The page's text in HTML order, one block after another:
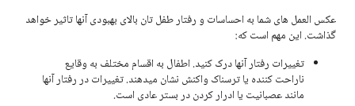
عکس العمل های شما به احساسات و رفتار طفل تان بالای بهبودی آنها تاثیر خواهد
گذاشت. این مهم است که:
تغییرات رفتار آنها درک کنید. اطفال به اقسام مختلف به وقایع
ناراحت کننده یا ترسناک واکنش نشان میدهند. تغییرات در رفتار آنها
مانند عصبانیت یا ادرار کردن در بستر عادی است.